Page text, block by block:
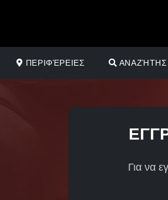
ΠΕΡΙΦΈΡΕΙΕΣ
Για να